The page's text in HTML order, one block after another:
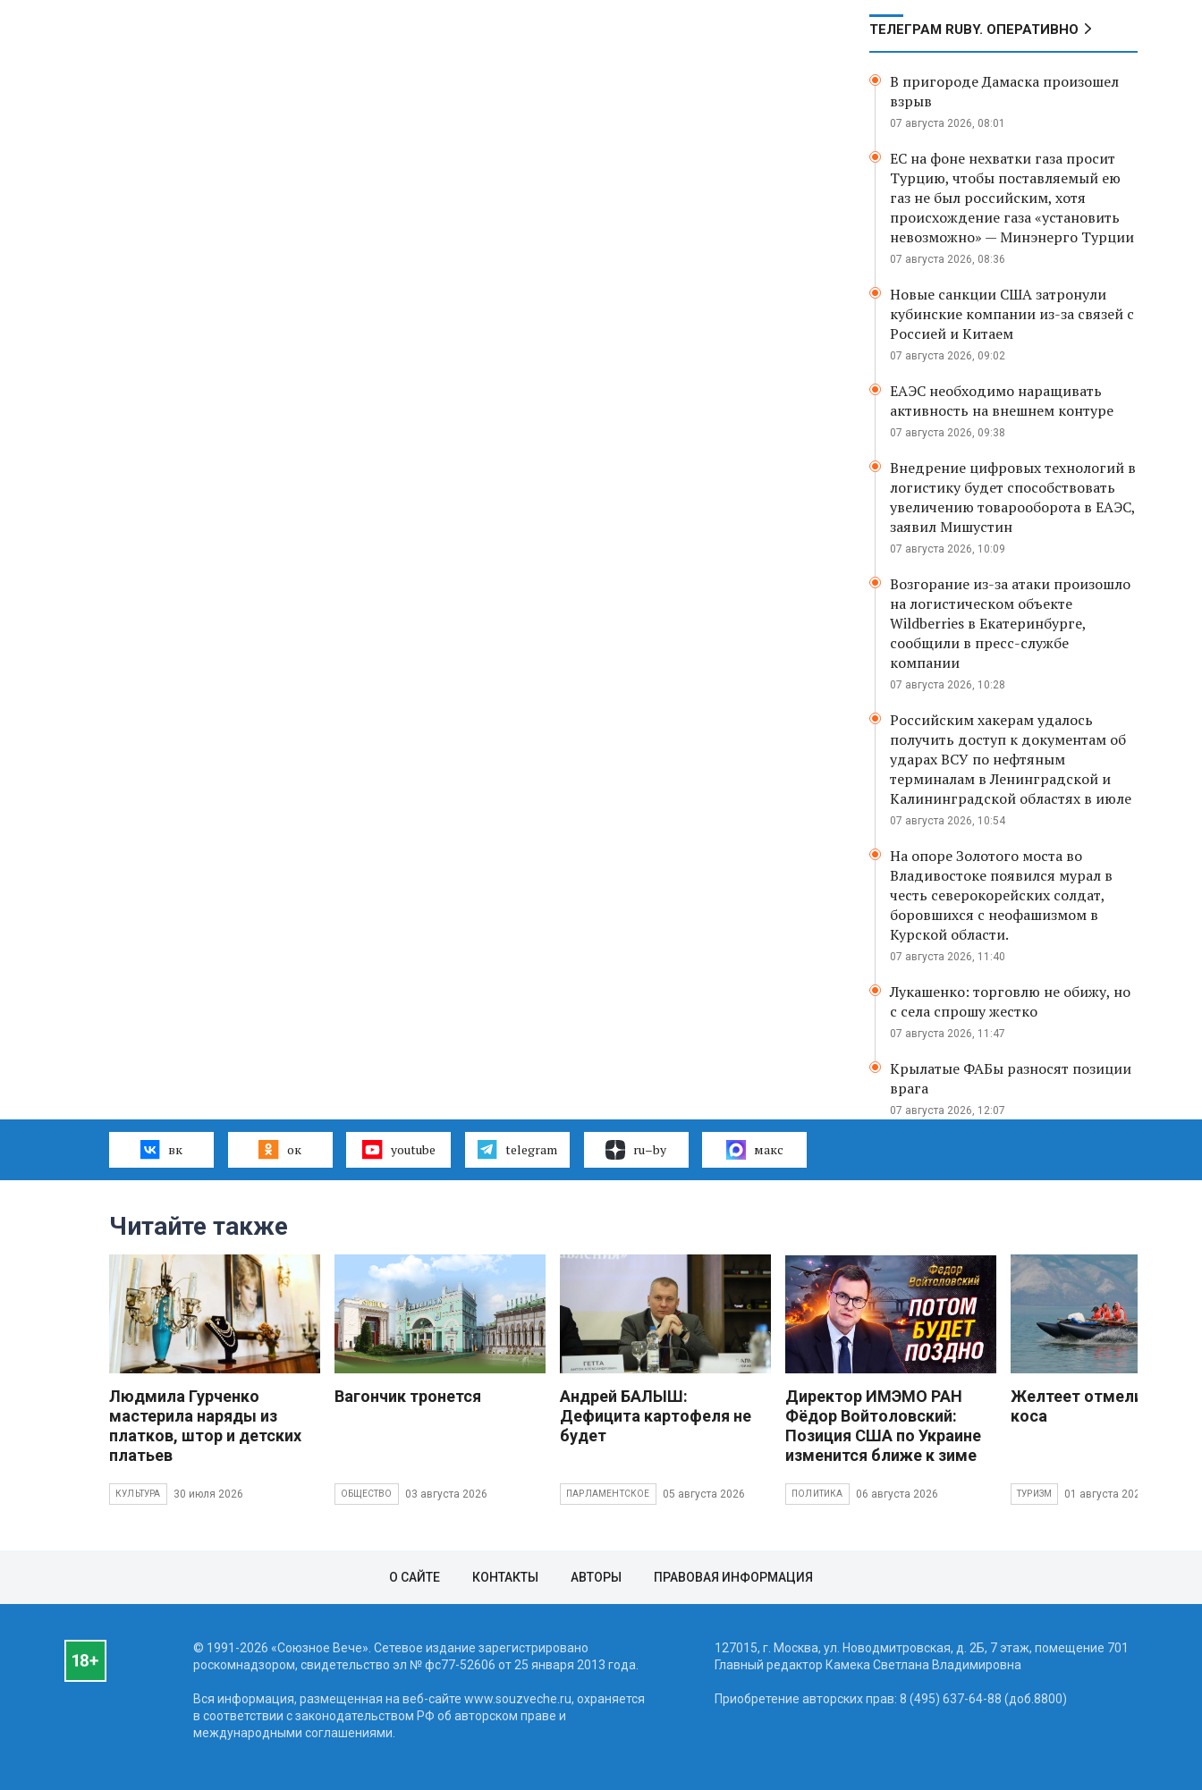
ТЕЛЕГРАМ RUBY. ОПЕРАТИВНО
В пригороде Дамаска произошел
взрыв
07 августа 2026, 08:01
ЕС на фоне нехватки газа просит
Турцию, чтобы поставляемый ею
газ не был российским, хотя
происхождение газа «установить
невозможно» — Минэнерго Турции
07 августа 2026, 08:36
Новые санкции США затронули
кубинские компании из-за связей с
Россией и Китаем
07 августа 2026, 09:02
ЕАЭС необходимо наращивать
активность на внешнем контуре
07 августа 2026, 09:38
Внедрение цифровых технологий в
логистику будет способствовать
увеличению товарооборота в ЕАЭС,
заявил Мишустин
07 августа 2026, 10:09
Возгорание из-за атаки произошло
на логистическом объекте
Wildberries в Екатеринбурге,
сообщили в пресс-службе
компании
07 августа 2026, 10:28
Российским хакерам удалось
получить доступ к документам об
ударах ВСУ по нефтяным
терминалам в Ленинградской и
Калининградской областях в июле
07 августа 2026, 10:54
На опоре Золотого моста во
Владивостоке появился мурал в
честь северокорейских солдат,
боровшихся с неофашизмом в
Курской области.
07 августа 2026, 11:40
Лукашенко: торговлю не обижу, но
с села спрошу жестко
07 августа 2026, 11:47
Крылатые ФАБы разносят позиции
врага
07 августа 2026, 12:07
вк ок youtube telegram ru–by макс
Читайте также
Людмила Гурченко
мастерила наряды из
платков, штор и детских
платьев
КУЛЬТУРА 30 июля 2026
Вагончик тронется
ОБЩЕСТВО 03 августа 2026
Андрей БАЛЫШ:
Дефицита картофеля не
будет
ПАРЛАМЕНТСКОЕ 05 августа 2026
Директор ИМЭМО РАН
Фёдор Войтоловский:
Позиция США по Украине
изменится ближе к зиме
ПОЛИТИКА 06 августа 2026
Желтеет отмели
коса
ТУРИЗМ 01 августа 2026
О САЙТЕ КОНТАКТЫ АВТОРЫ ПРАВОВАЯ ИНФОРМАЦИЯ
© 1991-2026 «Союзное Вече». Сетевое издание зарегистрировано
роскомнадзором, свидетельство эл № фc77-52606 от 25 января 2013 года.
Вся информация, размещенная на веб-сайте www.souzveche.ru, охраняется
в соответствии с законодательством РФ об авторском праве и
международными соглашениями.
127015, г. Москва, ул. Новодмитровская, д. 2Б, 7 этаж, помещение 701
Главный редактор Камека Светлана Владимировна
Приобретение авторских прав: 8 (495) 637-64-88 (доб.8800)